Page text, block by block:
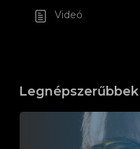
Videó
Legnépszerűbbek